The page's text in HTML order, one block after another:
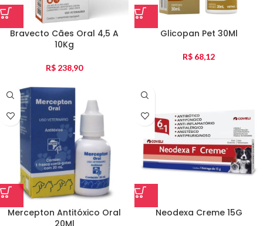
Bravecto Cães Oral 4,5 A
10Kg
R$ 238,90
Glicopan Pet 30Ml
R$ 68,12
Mercepton Antitóxico Oral
20Ml
Neodexa Creme 15G